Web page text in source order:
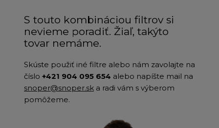
S touto kombináciou filtrov si
nevieme poradiť. Žiaľ, takýto
tovar nemáme.
Skúste použiť iné filtre alebo nám zavolajte na
číslo +421 904 095 654 alebo napíšte mail na
snoper@snoper.sk a radi vám s výberom
pomôžeme.